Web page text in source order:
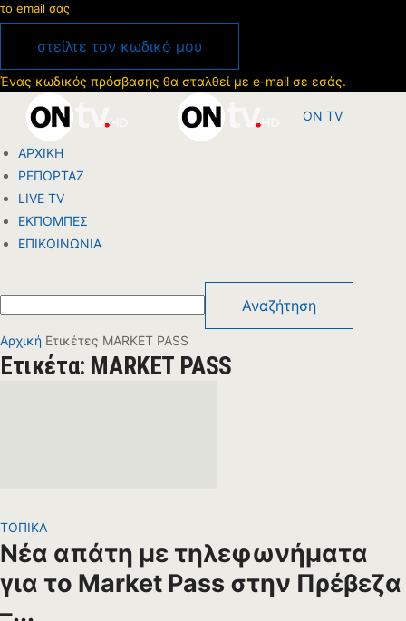
το email σας
Ένας κωδικός πρόσβασης θα σταλθεί με e-mail σε εσάς.
ON TV
ΑΡΧΙΚΗ
ΡΕΠΟΡΤΑΖ
LIVE TV
ΕΚΠΟΜΠΕΣ
ΕΠΙΚΟΙΝΩΝΙΑ
Αρχική Ετικέτες MARKET PASS
Ετικέτα: MARKET PASS
ΤΟΠΙΚΑ
Νέα απάτη με τηλεφωνήματα
για το Market Pass στην Πρέβεζα
–...